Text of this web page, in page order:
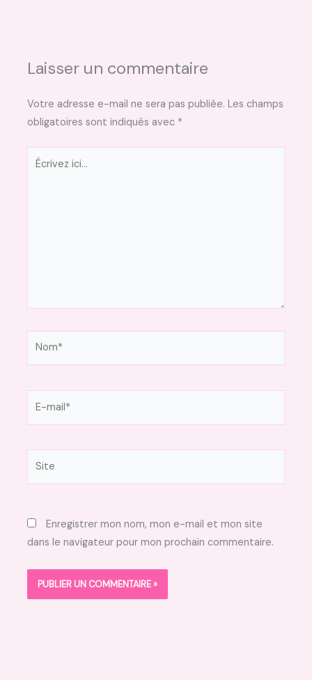
Laisser un commentaire
Votre adresse e-mail ne sera pas publiée. Les champs
obligatoires sont indiqués avec *
Écrivez
Enregistrer mon nom, mon e-mail et mon site
dans le navigateur pour mon prochain commentaire.